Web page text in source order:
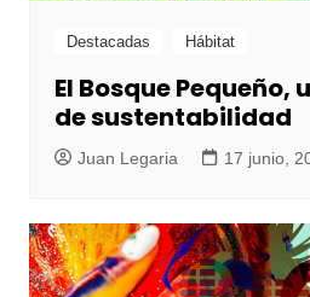
Destacadas Hábitat
El Bosque
de sustentabilidad
Juan Legaria 17 junio,